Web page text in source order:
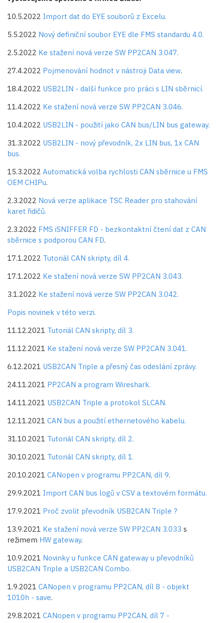
10.5.2022 Import dat do EYE souborů z Excelu.
5.5.2022 Nový definiční soubor EYE dle FMS standardu 4.0.
2.5.2022 Ke stažení nová verze SW PP2CAN 3.047.
27.4.2022 Pojmenování hodnot v nástroji Data view.
18.4.2022 USB2LIN - další funkce pro práci s LIN sběrnicí.
11.4.2022 Ke stažení nová verze SW PP2CAN 3.046.
10.4.2022 USB2LIN - použití jako CAN bus/LIN bus gateway.
31.3.2022 USB2LIN - nový převodník, 2x LIN bus, 1x CAN
bus.
15.3.2022 Automatická volba rychlosti CAN sběrnice u FMS
OEM CHIPu.
2.3.2022 Nová verze aplikace TSC Reader pro stahování
karet řidičů.
2.3.2022 FMS iSNIFFER FD - bezkontaktní čtení dat z CAN
sběrnice s podporou CAN FD.
17.1.2022 Tutoriál CAN skripty, díl 4.
17.1.2022 Ke stažení nová verze SW PP2CAN 3.043.
3.1.2022 Ke stažení nová verze SW PP2CAN 3.042.
Popis novinek v této verzi.
11.12.2021 Tutoriál CAN skripty, díl 3.
11.12.2021 Ke stažení nová verze SW PP2CAN 3.041.
6.12.2021 USB2CAN Triple a přesný čas odeslání zprávy.
24.11.2021 PP2CAN a program Wireshark.
14.11.2021 USB2CAN Triple a protokol SLCAN.
12.11.2021 CAN bus a použití ethernetového kabelu.
31.10.2021 Tutoriál CAN skripty, díl 2.
30.10.2021 Tutoriál CAN skripty, díl 1.
20.10.2021 CANopen v programu PP2CAN, díl 9.
29.9.2021 Import CAN bus logů v CSV a textovém formátu.
17.9.2021 Proč zvolit převodník USB2CAN Triple ?
13.9.2021 Ke stažení nová verze SW PP2CAN 3.033 s
režimem HW gateway.
10.9.2021 Novinky u funkce CAN gateway u převodníků
USB2CAN Triple a USB2CAN Combo.
1.9.2021 CANopen v programu PP2CAN, díl 8 - objekt
1010h - save.
29.8.2021 CANopen v programu PP2CAN, díl 7 -